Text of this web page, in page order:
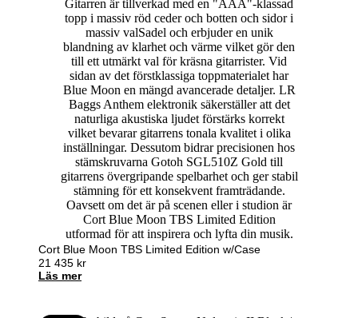
Cort Blue Moon TBS Limited Edition w/Case
21 435 kr
Läs mer